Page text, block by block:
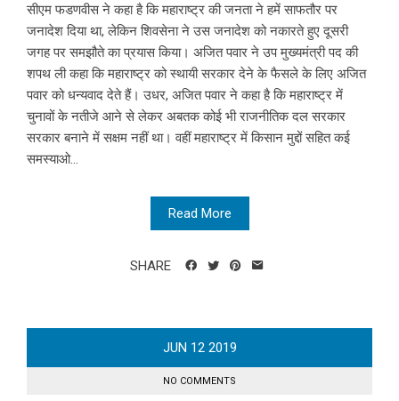
सीएम फडणवीस ने कहा है कि महाराष्ट्र की जनता ने हमें साफतौर पर
जनादेश दिया था, लेकिन शिवसेना ने उस जनादेश को नकारते हुए दूसरी
जगह पर समझौते का प्रयास किया। अजित पवार ने उप मुख्यमंत्री पद की
शपथ ली कहा कि महाराष्ट्र को स्थायी सरकार देने के फैसले के लिए अजित
पवार को धन्यवाद देते हैं। उधर, अजित पवार ने कहा है कि महाराष्ट्र में
चुनावों के नतीजे आने से लेकर अबतक कोई भी राजनीतिक दल सरकार
सरकार बनाने में सक्षम नहीं था। वहीं महाराष्ट्र में किसान मुद्दों सहित कई
समस्याओ...
Read More
SHARE
JUN 12 2019
NO COMMENTS